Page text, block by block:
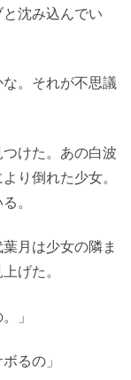
沈み込んでい
。それが不思議
けた。あの白波
り倒れた少女。
。
月は少女の隣ま
げた。
」
るの」